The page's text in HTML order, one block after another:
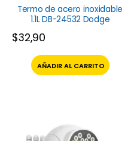
Termo de acero inoxidable
1.1L DB-24532 Dodge
$32,90
AÑADIR AL CARRITO